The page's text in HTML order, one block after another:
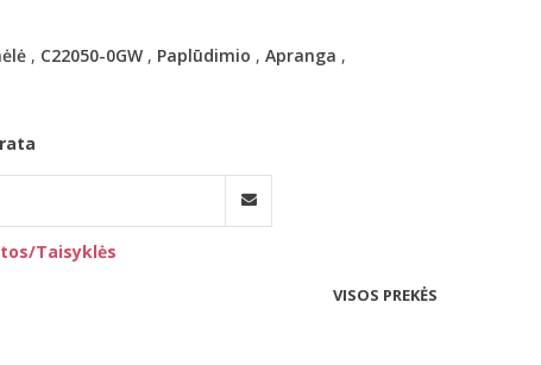
, C22050-0GW, Paplūdimio , Apranga ,
Taisyklės
VISOS PREKĖS